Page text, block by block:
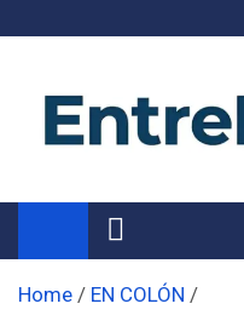
Noticias de
Información de toda la
Home
EN COLÓN